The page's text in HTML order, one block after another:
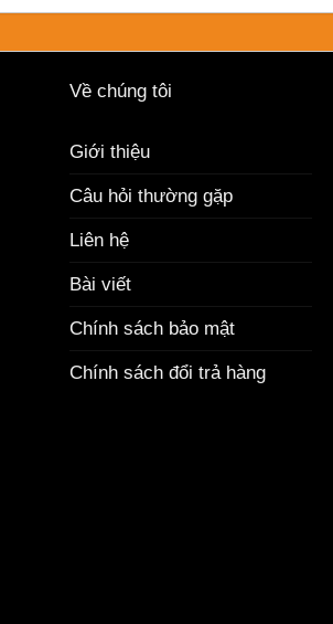
Về chúng tôi
Giới thiệu
Câu hỏi thường gặp
Liên hệ
Bài viết
Chính sách bảo mật
Chính sách đổi trả hàng